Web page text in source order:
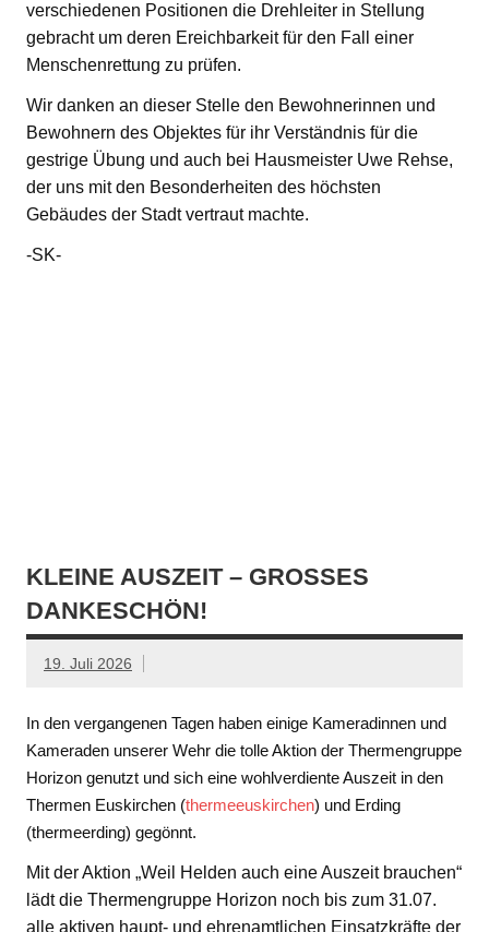
verschiedenen Positionen die Drehleiter in Stellung
gebracht um deren Ereichbarkeit für den Fall einer
Menschenrettung zu prüfen.
Wir danken an dieser Stelle den Bewohnerinnen und
Bewohnern des Objektes für ihr Verständnis für die
gestrige Übung und auch bei Hausmeister Uwe Rehse,
der uns mit den Besonderheiten des höchsten
Gebäudes der Stadt vertraut machte.
-SK-
KLEINE AUSZEIT – GROSSES D
ANKESCHÖN!
19. Juli 2026
In den vergangenen Tagen haben einige Kameradinnen und
Kameraden unserer Wehr die tolle Aktion der Thermengruppe
Horizon genutzt und sich eine wohlverdiente Auszeit in den
Thermen Euskirchen (thermeeuskirchen) und Erding
(thermeerding) gegönnt.
Mit der Aktion „Weil Helden auch eine Auszeit brauchen“
lädt die Thermengruppe Horizon noch bis zum 31.07.
alle aktiven haupt- und ehrenamtlichen Einsatzkräfte der